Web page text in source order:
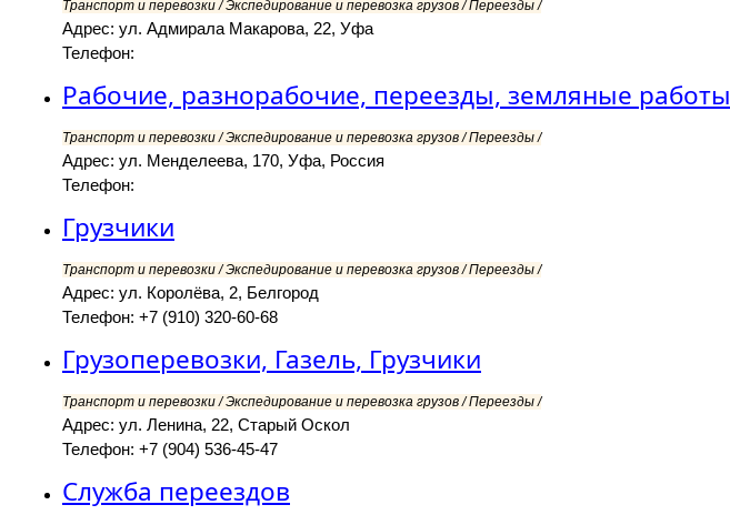
Транспорт и перевозки / Экспедирование и перевозка грузов / Переезды /
Адрес: ул. Адмирала Макарова, 22, Уфа
Телефон:
Рабочие, разнорабочие, переезды, земляные работы
Транспорт и перевозки / Экспедирование и перевозка грузов / Переезды /
Адрес: ул. Менделеева, 170, Уфа, Россия
Телефон:
Грузчики
Транспорт и перевозки / Экспедирование и перевозка грузов / Переезды /
Адрес: ул. Королёва, 2, Белгород
Телефон: +7 (910) 320-60-68
Грузоперевозки, Газель, Грузчики
Транспорт и перевозки / Экспедирование и перевозка грузов / Переезды /
Адрес: ул. Ленина, 22, Старый Оскол
Телефон: +7 (904) 536-45-47
Служба переездов